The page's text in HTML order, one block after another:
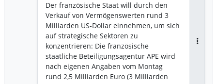
Der französische Staat will durch den
Verkauf von Vermögenswerten rund 3
Milliarden US-Dollar einnehmen, um sich
auf strategische Sektoren zu
konzentrieren: Die französische
staatliche Beteiligungsagentur APE wird
nach eigenen Angaben vom Montag
rund 2,5 Milliarden Euro (3 Milliarden